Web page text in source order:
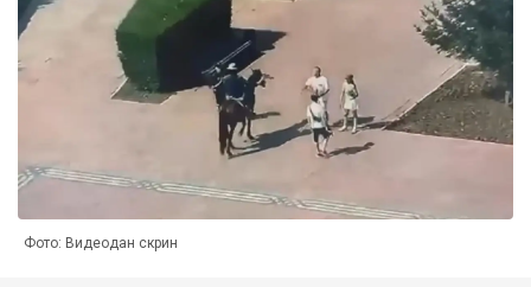
Фото: Видеодан скрин